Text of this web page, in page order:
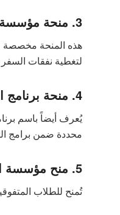
3. منحة مؤسسة Heyning-Roelli
هذه المنحة مخصصة
لتغطية نفقات السفر
4. منحة برنامج التنقل السويسري الأوروبي (SEMP)
يُعرف أيضاً باسم
محددة ضمن برامج
5. منح مؤسسة الدراسة السويسرية
تُمنح للطلاب